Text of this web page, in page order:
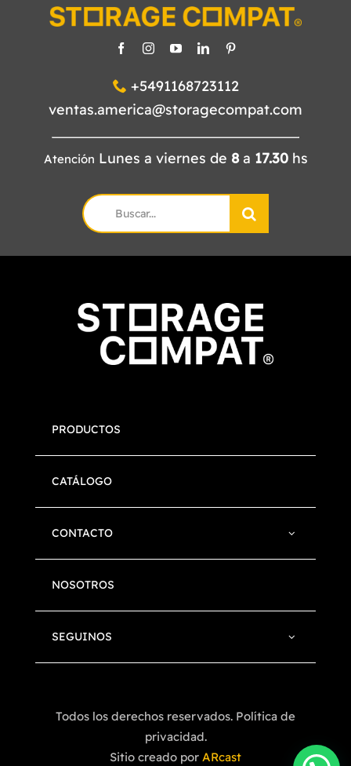
+5491168723112
ventas.america@storagecompat.com
Atención Lunes a viernes de 8a 17.30hs
Search
for:
PRODUCTOS
CATÁLOGO
CONTACTO
NOSOTROS
SEGUINOS
Todos los derechos reservados. Política de
privacidad.
Sitio creado por ARcast